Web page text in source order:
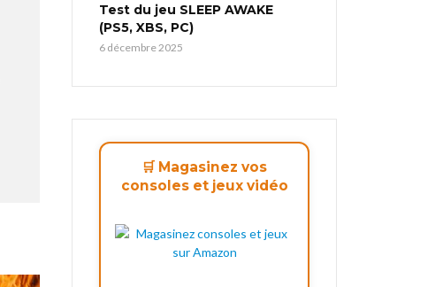
Test du jeu SLEEP AWAKE
(PS5, XBS, PC)
6 décembre 2025
🛒 Magasinez vos
consoles et jeux vidéo